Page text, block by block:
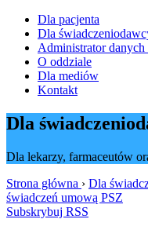
Dla pacjenta
Dla
Administrator
O oddziale
Dla mediów
Kontakt
Dla
Dla lekarzy, farmaceutów
Strona główna › Dla
świadczeń umową PSZ
Subskrybuj RSS